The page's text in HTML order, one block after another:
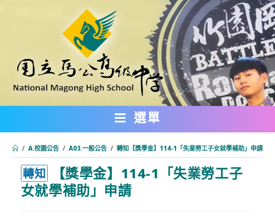
內
選單
/ A.校園公告 / A03.一般公告 / 轉知【獎學金】114-1「失業勞工子女就學補助」申請
轉知
【獎學金】114-1「失業勞工子
女就學補助」申請